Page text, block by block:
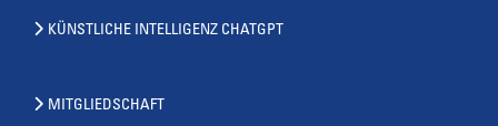
KÜNSTLICHE INTELLIGENZ CHATGPT
MITGLIEDSCHAFT